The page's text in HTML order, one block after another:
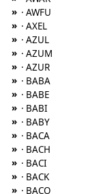
» · AWFU
» · AXEL
» · AZUL
» · AZUM
» · AZUR
» · BABA
» · BABE
» · BABI
» · BABY
» · BACA
» · BACH
» · BACI
» · BACK
» · BACO